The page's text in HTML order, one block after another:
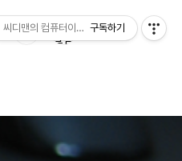
씨디맨의 컴퓨터이야기구독하기